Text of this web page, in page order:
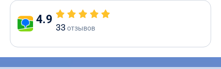
4.9
33 отзывов